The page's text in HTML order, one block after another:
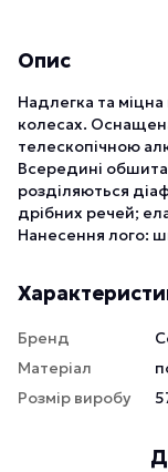
Опис
Надлегка та міцна
колесах.
телескопічною
Всередині
розділяються
дрібних речей;
Нанесення лого:
Бренд
Матеріал
Розмір виробу